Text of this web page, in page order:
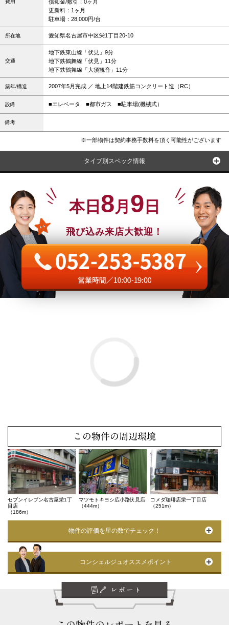
費用
償却金/敷引：0ヶ月
更新料：1ヶ月
駐車場：28,000円/台
所在地 愛知県名古屋市中区栄1丁目20-10
交通
地下鉄東山線「伏見」9分
地下鉄鶴舞線「伏見」11分
地下鉄鶴舞線「大須観音」11分
築年/構造 2007年5月完成 ／ 地上14階建鉄筋コンクリート造（RC）
設備 ■エレベータ ■都市ガス ■駐車場(機械式）
備考
※一部物件は契約事務手数料を頂く可能性がございます
タイプ別スペック情報
本日 8月 9 日
飛び込み来店大歓迎！
この物件の周辺環境
セブンイレブン名古屋栄1丁
目店
（186m）
マツモトキヨシ広小路伏見店
（444m）
コメダ珈琲店栄一丁目店
（251m）
物件の評価を星の数でチェック！
コンシェルジュオススメポイント